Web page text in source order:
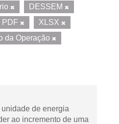
DESSEM
PDF
XLSX
da Operação
de energia
ao incremento de uma